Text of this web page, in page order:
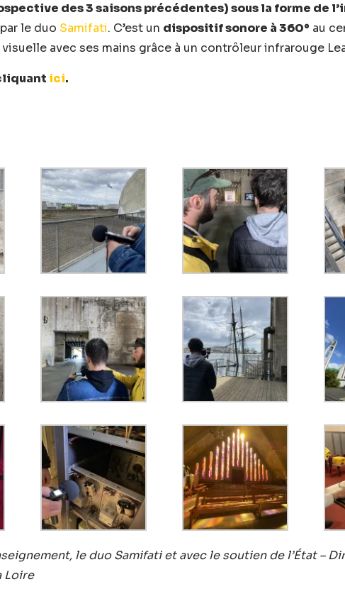
des 3 saisons précédentes) sous la forme de
le duo Samifati. C’est un dispositif sonore à 360° au
avec ses mains grâce à un contrôleur infrarouge
ici.
le duo Samifati et avec le soutien de l’État –
Loire